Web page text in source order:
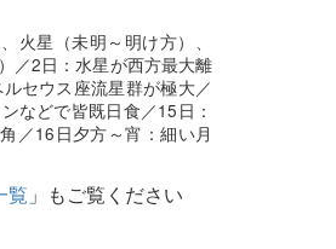
火星（未明～明け方）、
／2日：水星が西方最大離
セウス座流星群が極大／
などで皆既日食／15日：
／16日夕方～宵：細い月
覧 」もご覧ください